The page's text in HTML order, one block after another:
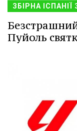
ЗБІРНА
Безстрашний
Пуйоль